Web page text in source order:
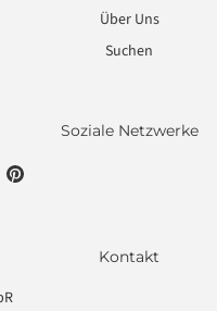
Über Uns
Suchen
Soziale Netzwerke
Kontakt
GbR